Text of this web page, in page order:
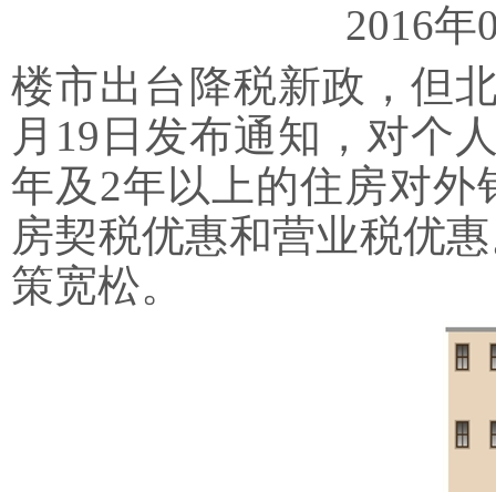
2016
楼市出台降税新政，但
月19日发布通知，对个
年及2年以上的住房对
房契税优惠和营业税优
策宽松。